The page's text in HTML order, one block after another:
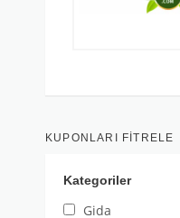
KUPONLARI FITRELE
Kategoriler
Gida